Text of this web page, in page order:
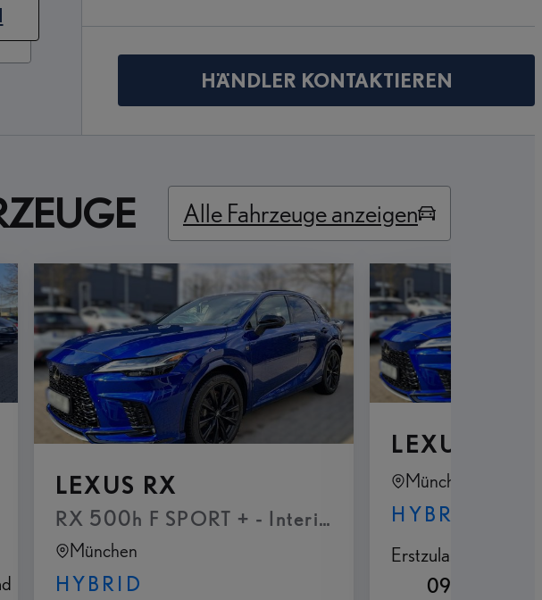
HÄNDLER KONTAKTIEREN
TAB)
Alle Fahrzeuge anzeigen
betätigt
LEXUS RX
RX 500h F SPORT + - Interieur Paket
München
HYBRID
LEXUS RX
München
HYBRID
Erstzulassung
09-